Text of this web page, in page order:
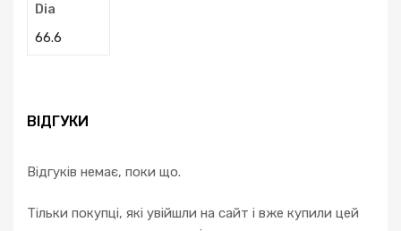
Dia
66.6
ВІДГУКИ
Відгуків немає, поки що.
Тільки покупці, які увійшли на сайт і вже купили цей